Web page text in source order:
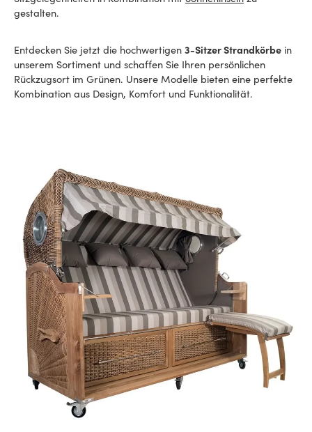
gestalten.
Entdecken Sie jetzt die hochwertigen 3-Sitzer Strandkörbe in
unserem Sortiment und schaffen Sie Ihren persönlichen
Rückzugsort im Grünen. Unsere Modelle bieten eine perfekte
Kombination aus Design, Komfort und Funktionalität.